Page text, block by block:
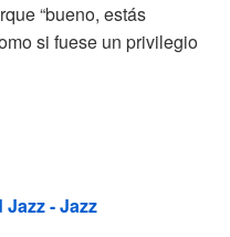
“bueno, estás
si fuese un privilegio
- Jazz